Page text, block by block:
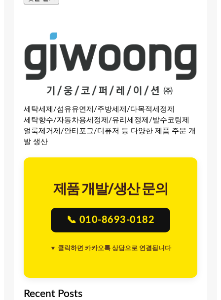
세탁세제/섬유유연제/주방세제/다목적세정제
세탁향수/자동차용세정제/유리세정제/발수코팅제
얼룩제거제/안티포그/디퓨저 등 다양한 제품 주문 개
발 생산
제품 개발/생산 문의
📞 010-8693-0182
▼ 클릭하면 카카오톡 상담으로 연결됩니다
Recent Posts